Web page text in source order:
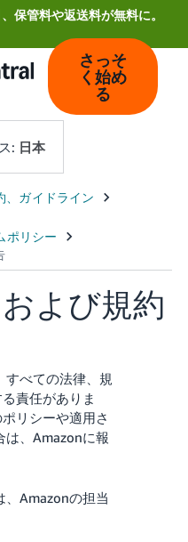
保管料や返送料が無料に。
さっそ
く始め
る
: 日本
よび規約
すべての法律、規
責任がありま
リシーや適用さ
は、Amazonに報
、Amazonの担当